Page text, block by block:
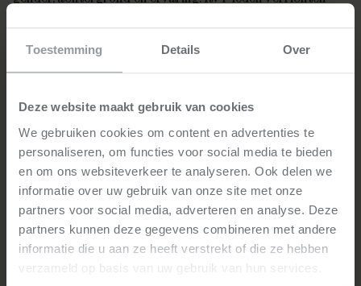
Toestemming Details Over
Deze website maakt gebruik van cookies
We gebruiken cookies om content en advertenties te
personaliseren, om functies voor social media te bieden
en om ons websiteverkeer te analyseren. Ook delen we
informatie over uw gebruik van onze site met onze
partners voor social media, adverteren en analyse. Deze
partners kunnen deze gegevens combineren met andere
informatie die u aan ze heeft verstrekt of die ze hebben
verzameld op basis van uw gebruik van hun services.
Geïnteresseerden vragen wij een motivatiebrief en CV te
Meer informatie? Stuur een mail aan Lonneke Jansen met
uw vraag en wij zullen contact met u opnemen.
Het Nederlands Philharmonisch & Nederlands
Kamerorkest verzorgt opera- en concertproducties op het
hoogste artistieke niveau. Beide orkesten spelen als vaste
orkestpartner bij De Nationale Opera en worden
internationaal tot de beste opera-orkesten gerekend. Het
Concertgebouw Amsterdam is de thuiszaal voor de